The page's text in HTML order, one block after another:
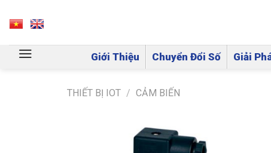
VN EN
Giới Thiệu Chuyển Đổi Số Giải
THIẾT BỊ IOT / CẢM BIẾN